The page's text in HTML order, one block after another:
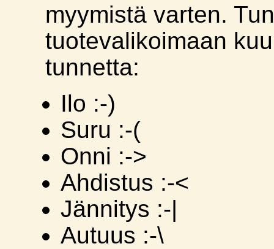
myymistä varten.
tuotevalikoimaan
tunnetta:
Ilo :-)
Suru :-(
Onni :->
Ahdistus :-<
Jännitys :-|
Autuus :-\